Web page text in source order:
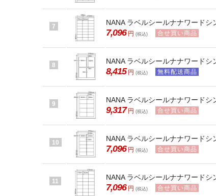
7 NANA ラベルシールナナワード
7,096 円 (税込) 合せ買い商品
8 NANA ラベルシールナナワード
8,415 円 (税込) 無料配送商品
9 NANA ラベルシールナナワード
9,317 円 (税込) 合せ買い商品
10 NANA ラベルシールナナワード
7,096 円 (税込) 合せ買い商品
11 NANA ラベルシールナナワード
7,096 円 (税込) 合せ買い商品